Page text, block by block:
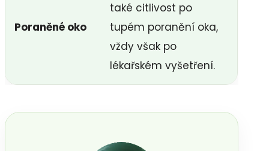
Poraněné oko
také citlivost po
tupém poranění oka,
vždy však po
lékařském vyšetření.